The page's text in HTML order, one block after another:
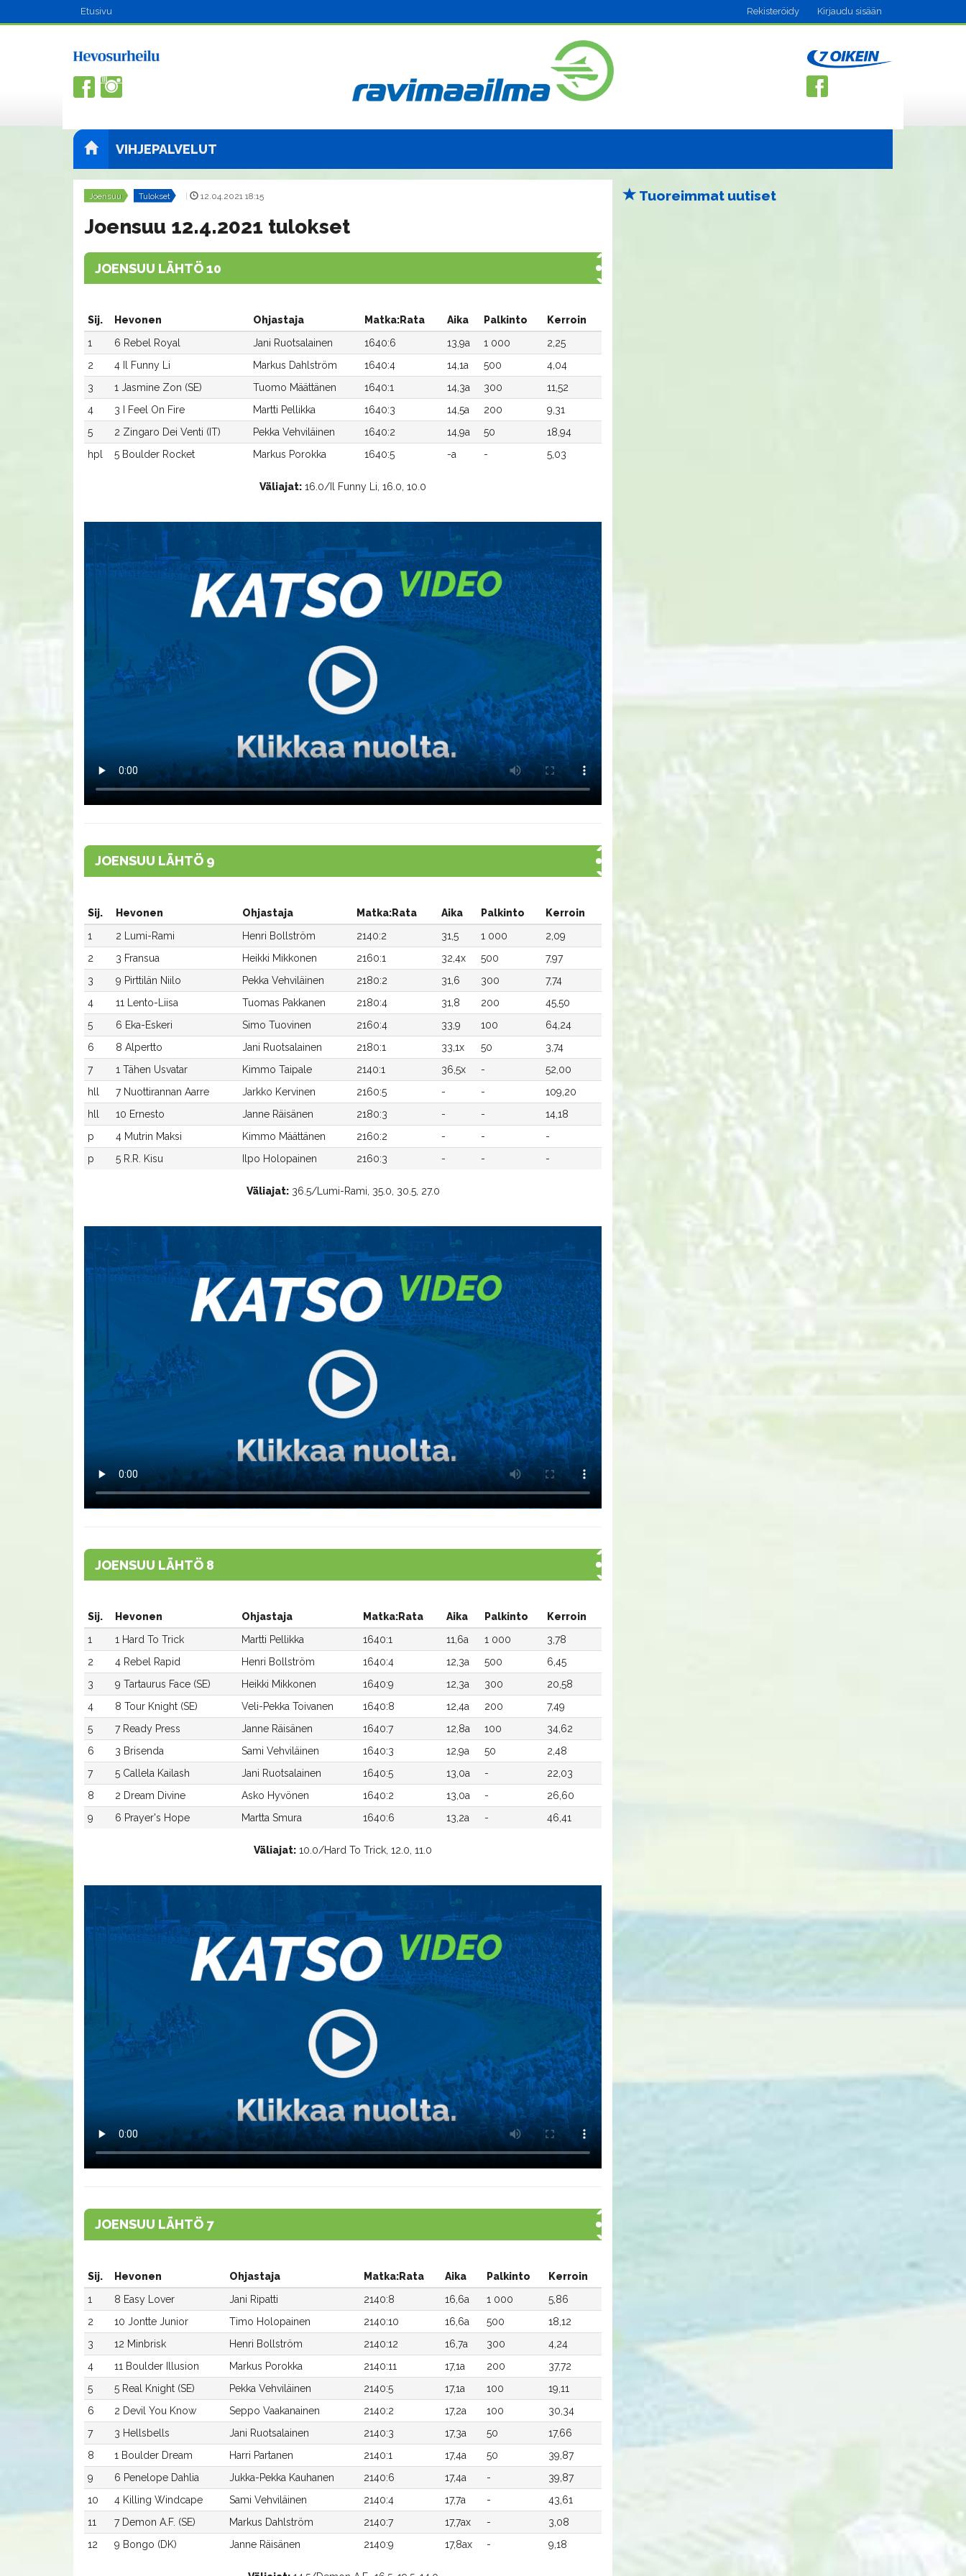
Etusivu Rekisteröidy Kirjaudu sisään
VIHJEPALVELUT
Joensuu Tulokset 12.04.2021 18:15
Joensuu 12.4.2021 tulokset
JOENSUU LÄHTÖ 10
Sij. Hevonen Ohjastaja Matka:Rata Aika Palkinto
Kerroin
1
6 Rebel Royal Jani Ruotsalainen 1640:6 13,9a 1 000
2,25
2
4 Il Funny Li Markus Dahlström 1640:4 14,1a 500
4,04
3
1 Jasmine Zon (SE) Tuomo Määttänen 1640:1 14,3a 300
11,52
4
3 I Feel On Fire Martti Pellikka 1640:3 14,5a 200
9,31
5
2 Zingaro Dei Venti (IT) Pekka Vehviläinen 1640:2 14,9a 50
18,94
hpl
5 Boulder Rocket Markus Porokka 1640:5 -a - 5,03
Väliajat: 16.0/Il Funny Li, 16.0, 10.0
JOENSUU LÄHTÖ 9
Sij. Hevonen Ohjastaja Matka:Rata Aika Palkinto
Kerroin
1
2 Lumi-Rami Henri Bollström 2140:2 31,5 1 000
2,09
2
3 Fransua Heikki Mikkonen 2160:1 32,4x 500
7,97
3
9 Pirttilän Niilo Pekka Vehviläinen 2180:2 31,6 300
7,74
4
11 Lento-Liisa Tuomas Pakkanen 2180:4 31,8 200
45,50
5
6 Eka-Eskeri Simo Tuovinen 2160:4 33,9 100
64,24
6
8 Alpertto Jani Ruotsalainen 2180:1 33,1x 50
3,74
7
1 Tähen Usvatar Kimmo Taipale 2140:1 36,5x -
52,00
hll
7 Nuottirannan Aarre Jarkko Kervinen 2160:5 - -
109,20
hll
10 Ernesto Janne Räisänen 2180:3 - -
14,18
p
4 Mutrin Maksi Kimmo Määttänen 2160:2 - -
-
p
5 R.R. Kisu Ilpo Holopainen 2160:3 - - -
Väliajat:36.5/Lumi-Rami, 35.0, 30.5, 27.0
JOENSUU LÄHTÖ 8
Sij. Hevonen Ohjastaja Matka:Rata Aika Palkinto
Kerroin
1
1 Hard To Trick Martti Pellikka 1640:1 11,6a 1 000
3,78
2
4 Rebel Rapid Henri Bollström 1640:4 12,3a 500
6,45
3
9 Tartaurus Face (SE) Heikki Mikkonen 1640:9 12,3a 300
20,58
4
8 Tour Knight (SE) Veli-Pekka Toivanen 1640:8 12,4a 200
7,49
5
7 Ready Press Janne Räisänen 1640:7 12,8a 100
34,62
6
3 Brisenda Sami Vehviläinen 1640:3 12,9a 50
2,48
7
5 Callela Kailash Jani Ruotsalainen 1640:5 13,0a -
22,03
8
2 Dream Divine Asko Hyvönen 1640:2 13,0a -
26,60
9
6 Prayer's Hope Martta Smura 1640:6 13,2a - 46,41
Väliajat: 10.0/Hard To Trick, 12.0, 11.0
JOENSUU LÄHTÖ 7
Sij. Hevonen Ohjastaja Matka:Rata Aika Palkinto
Kerroin
1
8 Easy Lover Jani Ripatti 2140:8 16,6a 1 000
5,86
2
10 Jontte Junior Timo Holopainen 2140:10 16,6a 500
18,12
3
12 Minbrisk Henri Bollström 2140:12 16,7a 300
4,24
4
11 Boulder Illusion Markus Porokka 2140:11 17,1a 200
37,72
5
5 Real Knight (SE) Pekka Vehviläinen 2140:5 17,1a 100
19,11
6
2 Devil You Know Seppo Vaakanainen 2140:2 17,2a 100
30,34
7
3 Hellsbells Jani Ruotsalainen 2140:3 17,3a 50
17,66
8
1 Boulder Dream Harri Partanen 2140:1 17,4a 50
39,87
9
6 Penelope Dahlia Jukka-Pekka Kauhanen 2140:6 17,4a -
39,87
10
4 Killing Windcape Sami Vehviläinen 2140:4 17,7a -
43,61
11
7 Demon A.F. (SE) Markus Dahlström 2140:7 17,7ax -
3,08
12
9 Bongo (DK) Janne Räisänen 2140:9 17,8ax - 9,18
Tuoreimmat uutiset